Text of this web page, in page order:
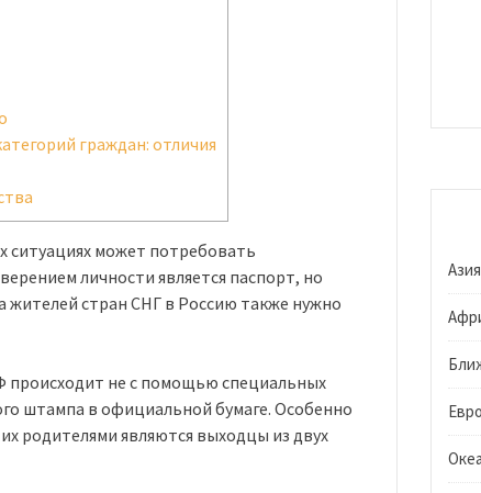
граждан: отличия
ситуациях может потребовать
личности является паспорт, но
жителей стран СНГ в Россию также нужно
происходит не с помощью специальных
штампа в официальной бумаге. Особенно
родителями являются выходцы из двух
Азия